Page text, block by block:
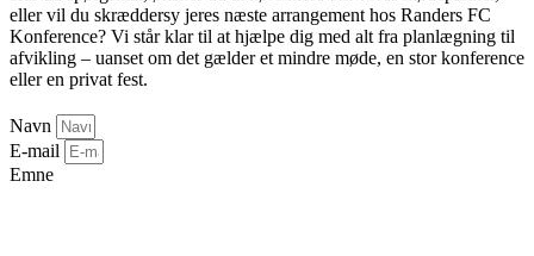
eller vil du skræddersy jeres næste arrangement hos Randers FC
Konference? Vi står klar til at hjælpe dig med alt fra planlægning til
afvikling – uanset om det gælder et mindre møde, en stor konference
eller en privat fest.
Navn
E-mail
Emne